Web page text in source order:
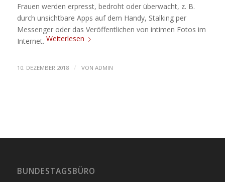
Frauen werden erpresst, bedroht oder überwacht, z. B.
durch unsichtbare Apps auf dem Handy, Stalking per
Messenger oder das Veröffentlichen von intimen Fotos im
Internet. Weiterlesen
10. DEZEMBER 2018 / VON ADMIN
BUNDESTAGSBÜRO